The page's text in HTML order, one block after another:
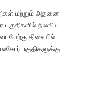
மற்றும் அதனை
நிலவிய
திசையில்
பகுதிகளுக்கு